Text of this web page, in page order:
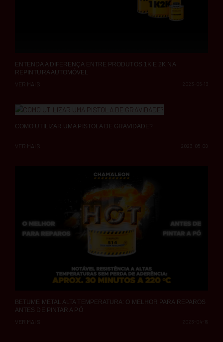
ENTENDA A DIFERENÇA ENTRE PRODUTOS 1K E 2K NA
REPINTURA AUTOMÓVEL
VER MAIS
COMO UTILIZAR UMA PISTOLA DE GRAVIDADE?
2023-05-08
VER MAIS
BETUME METAL ALTA TEMPERATURA: O MELHOR PARA REPAROS
ANTES DE PINTAR A PÓ
2023-04-19
VER MAIS